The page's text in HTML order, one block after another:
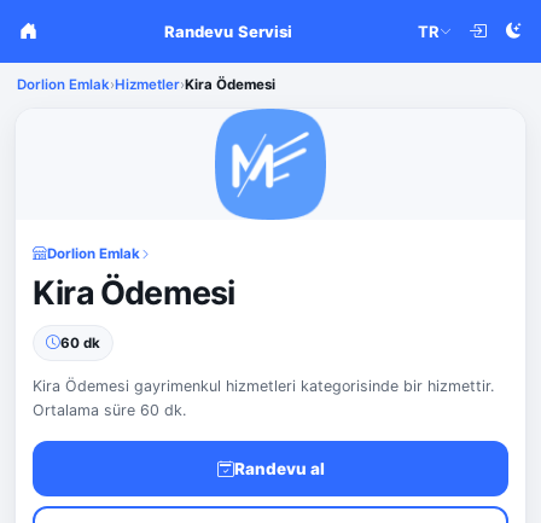
Randevu Servisi TR
Dorlion Emlak›Hizmetler›Kira Ödemesi
Dorlion Emlak
Kira Ödemesi
60 dk
Kira Ödemesi gayrimenkul hizmetleri kategorisinde bir hizmettir.
Ortalama süre 60 dk.
Randevu al